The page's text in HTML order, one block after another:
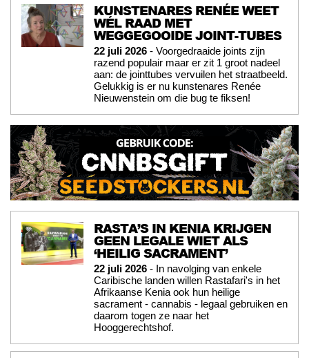
KUNSTENARES RENÉE WEET
WÉL RAAD MET
WEGGEGOOIDE JOINT-TUBES
22 juli 2026 - Voorgedraaide joints zijn
razend populair maar er zit 1 groot nadeel
aan: de jointtubes vervuilen het straatbeeld.
Gelukkig is er nu kunstenares Renée
Nieuwenstein om die bug te fiksen!
RASTA’S IN KENIA KRIJGEN
GEEN LEGALE WIET ALS
‘HEILIG SACRAMENT’
22 juli 2026 - In navolging van enkele
Caribische landen willen Rastafari's in het
Afrikaanse Kenia ook hun heilige
sacrament - cannabis - legaal gebruiken en
daarom togen ze naar het
Hooggerechtshof.